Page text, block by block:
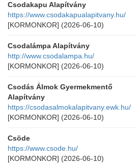
Csodakapu Alapítvány
https://www.csodakapualapitvany.hu/
[KORMONKOR] (2026-06-10)
Csodalámpa Alapítvány
http://www.csodalampa.hu/
[KORMONKOR] (2026-06-10)
Csodás Álmok Gyermekmentő
Alapítvány
https://csodasalmokalapitvany.ewk.hu/
[KORMONKOR] (2026-06-10)
Csöde
https://www.csode.hu/
[KORMONKOR] (2026-06-10)